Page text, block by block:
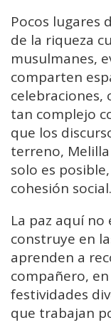
Pocos lugares
de la riqueza
musulmanes,
comparten
celebraciones,
tan complejo
que los
terreno,
solo es
cohesión social.
La paz aquí no
construye en
aprenden a
compañero,
festividades
que trabajan